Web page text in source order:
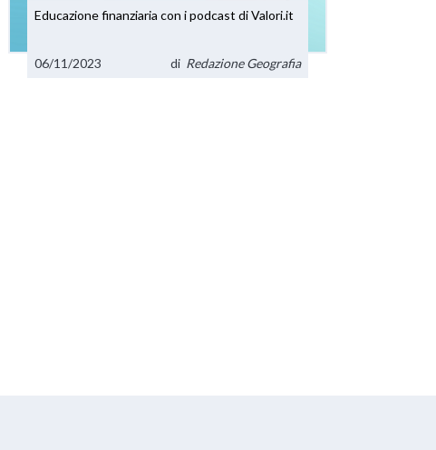
Educazione finanziaria con i podcast di Valori.it
06/11/2023 di Redazione Geografia